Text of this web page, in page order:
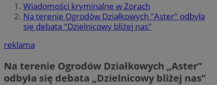
Wiadomości kryminalne w Żorach
Na terenie Ogrodów Działkowych "Aster" odbyła
się debata "Dzielnicowy bliżej nas"
reklama
Na terenie Ogrodów Działkowych „Aster”
odbyła się debata „Dzielnicowy bliżej nas”